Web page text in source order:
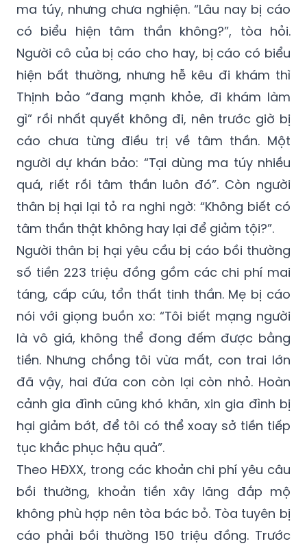
ma túy, nhưng chưa nghiện. “Lâu nay bị cáo
có biểu hiện tâm thần không?”, tòa hỏi.
Người cô của bị cáo cho hay, bị cáo có biểu
hiện bất thường, nhưng hễ kêu đi khám thì
Thịnh bảo “đang mạnh khỏe, đi khám làm
gì” rồi nhất quyết không đi, nên trước giờ bị
cáo chưa từng điều trị về tâm thần. Một
người dự khán bảo: “Tại dùng ma túy nhiều
quá, riết rồi tâm thần luôn đó”. Còn người
thân bị hại lại tỏ ra nghi ngờ: “Không biết có
tâm thần thật không hay lại để giảm tội?”.
Người thân bị hại yêu cầu bị cáo bồi thường
số tiền 223 triệu đồng gồm các chi phí mai
táng, cấp cứu, tổn thất tinh thần. Mẹ bị cáo
nói với giọng buồn xo: “Tôi biết mạng người
là vô giá, không thể đong đếm được bằng
tiền. Nhưng chồng tôi vừa mất, con trai lớn
đã vậy, hai đứa con còn lại còn nhỏ. Hoàn
cảnh gia đình cũng khó khăn, xin gia đình bị
hại giảm bớt, để tôi có thể xoay sở tiền tiếp
tục khắc phục hậu quả”.
Theo HĐXX, trong các khoản chi phí yêu câu
bồi thường, khoản tiền xây lăng đắp mộ
không phù hợp nên tòa bác bỏ. Tòa tuyên bị
cáo phải bồi thường 150 triệu đồng. Trước